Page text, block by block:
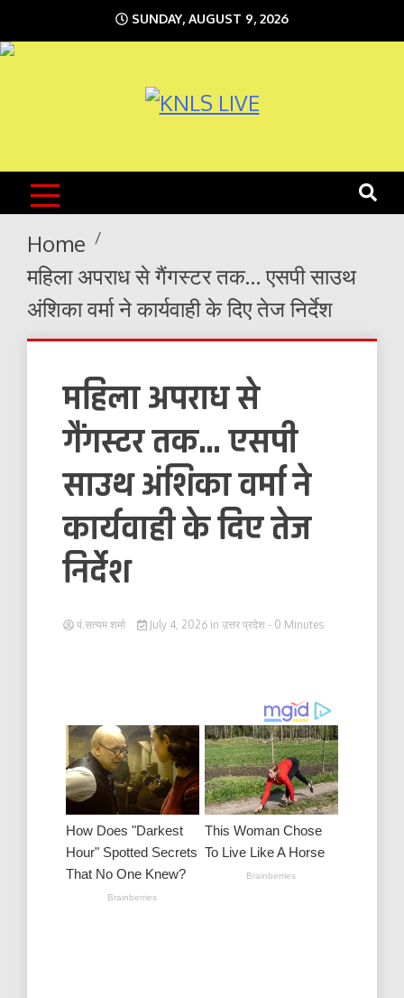
to
SUNDAY, AUGUST 9, 2026
Home
महिला अपराध से गैंगस्टर तक… एसपी साउथ
अंशिका वर्मा ने कार्यवाही के दिए तेज निर्देश
महिला अपराध से
गैंगस्टर तक… एसपी
साउथ अंशिका वर्मा ने
कार्यवाही के दिए तेज
निर्देश
पं.सत्यम शर्मा July 4, 2026 in उत्तर प्रदेश - 0 Minutes